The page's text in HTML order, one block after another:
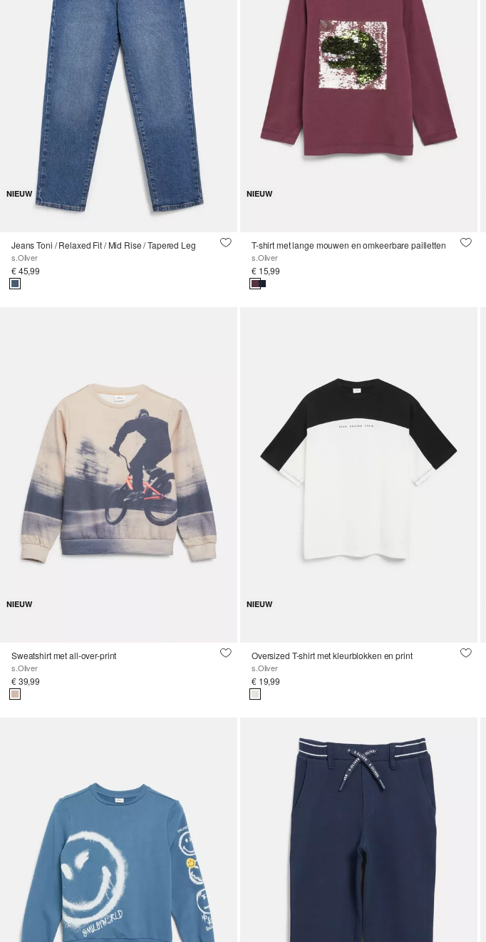
NIEUW
Jeans Toni / Relaxed Fit / Mid Rise / Tapered Leg
s.Oliver
€ 45,99
NIEUW
T-shirt met lange mouwen en omkeerbare pailletten
s.Oliver
€ 15,99
NIEUW
Sweatshirt met all-over-print
s.Oliver
€ 39,99
NIEUW
Oversized T-shirt met kleurblokken en print
s.Oliver
€ 19,99